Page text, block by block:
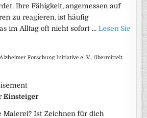
Ihre Fähigkeit, angemessen auf
zu reagieren, ist häufig
im Alltag oft nicht sofort …Lesen Sie
Forschung Initiative e. V., übermittelt
Einsteiger
Malerei? Ist Zeichnen für dich